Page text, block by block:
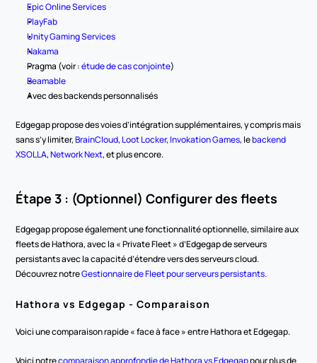
Epic Online Services
PlayFab
Unity Gaming Services
Nakama
Pragma (voir : étude de cas conjointe)
Beamable
Avec des backends personnalisés
Edgegap propose des voies d’intégration supplémentaires, y compris mais
sans s’y limiter, BrainCloud, Loot Locker, Invokation Games, le backend
XSOLLA, Network Next, et plus encore.
Étape 3 : (Optionnel) Configurer des fleets
Edgegap propose également une fonctionnalité optionnelle, similaire aux
fleets de Hathora, avec la « Private Fleet » d’Edgegap de serveurs
persistants avec la capacité d’étendre vers des serveurs cloud.
Découvrez notre Gestionnaire de Fleet pour serveurs persistants.
Hathora vs Edgegap - Comparaison
Voici une comparaison rapide « face à face » entre Hathora et Edgegap.
Voici notre comparaison approfondie de Hathora vs Edgegap pour plus de